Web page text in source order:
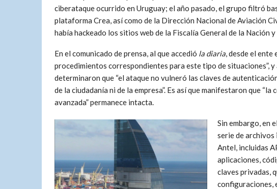
ciberataque ocurrido en Uruguay; el año pasado, el grupo filtró
plataforma Crea, así como de la Dirección Nacional de Aviación
había hackeado los sitios web de la Fiscalía General de la Nación
En el comunicado de prensa, al que accedió la diaria, desde el ente
procedimientos correspondientes para este tipo de situaciones”,
determinaron que “el ataque no vulneró las claves de
de la ciudadanía ni de la empresa”. Es así que manifestaron que
avanzada” permanece intacta.
Sin embargo, en
serie de
Antel, incluidas
aplicaciones,
claves privadas,
configuraciones,